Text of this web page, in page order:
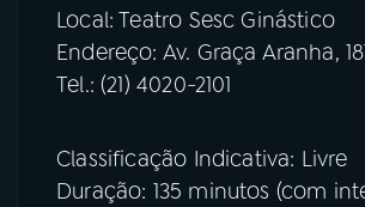
Local: Teatro Sesc Ginástico
Endereço: Av. Graça Aranha,
Tel.: (21) 4020-2101
Classificação Indicativa: Livre
Duração: 135 minutos (com